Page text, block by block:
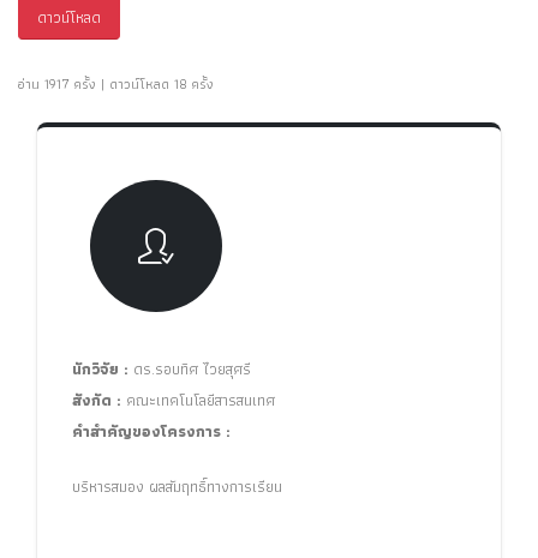
ดาวน์โหลด
อ่าน 1917 ครั้ง | ดาวน์โหลด 18 ครั้ง
นักวิจัย : ดร.รอบทิศ ไวยสุศรี
สังกัด : คณะเทคโนโลยีสารสนเทศ
คำสำคัญของโครงการ :
บริหารสมอง ผลสัมฤทธิ์ทางการเรียน